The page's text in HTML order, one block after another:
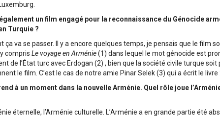
un film engagé pour la reconnaissance du Génocide
Turquie ?
ça va se passer. Il y a encore quelques temps, je pensais que le film
compris Le voyage en Arménie(1) dans lequel le mot génocide est
de l’État turc avec Erdogan (2) , bien que la société civile turque
le film. C’est le cas de notre amie Pinar Selek (3) qui a écrit le livre :
à un moment dans la nouvelle Arménie. Quel rôle joue
éternelle, l’Arménie culturelle. L’Arménie a en grande partie été